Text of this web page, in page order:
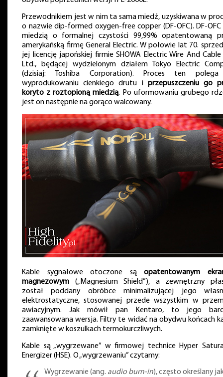
Przewodnikiem jest w nim ta sama miedź, uzyskiwana w
o nazwie dip-formed oxygen-free copper (DF-OFC). DF-
miedzią o formalnej czystości 99,99% opatentowaną
amerykańską firmę General Electric. W połowie lat 70.
jej licencję japońskiej firmie SHOWA Electric Wire And Cable
Ltd., będącej wydzielonym działem Tokyo Electric
(dzisiaj: Toshiba Corporation). Proces ten
wyprodukowaniu cienkiego drutu i przepuszczeniu go
koryto z roztopioną miedzią. Po uformowaniu grubego
jest on następnie na gorąco walcowany.
Kable sygnałowe otoczone sąopatentowanym
magnezowym („Magnesium Shield”), a zewnętrzny
został poddany obróbce minimalizującej jego
elektrostatyczne, stosowanej przede wszystkim w
awiacyjnym. Jak mówił pan Kentaro, to jego
zaawansowana wersja. Filtry te widać na obydwu końcach
zamknięte w koszulkach termokurczliwych.
Kable są „wygrzewane” w firmowej technice Hyper
Energizer (HSE). O „wygrzewaniu” czytamy:
Wygrzewanie (ang. audio burn-in), często określany